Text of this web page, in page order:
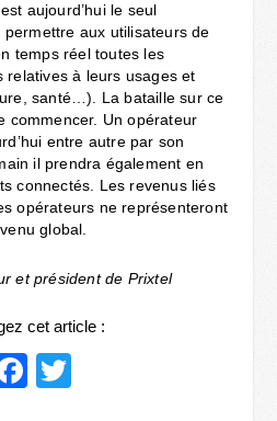
aujourd’hui le seul
aux utilisateurs de
temps réel toutes les
relatives à leurs usages et
santé…). La bataille sur ce
commencer. Un opérateur
entre autre par son
il prendra également en
connectés. Les revenus liés
opérateurs ne représenteront
global.
et président de Prixtel
cet article :
Facebook